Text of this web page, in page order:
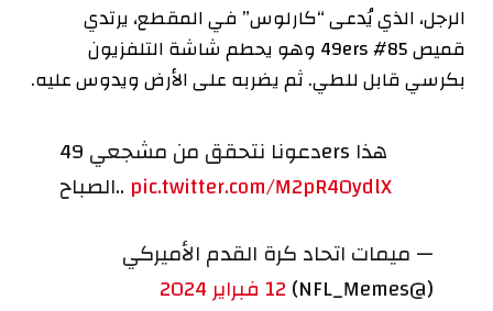
الرجل، الذي يُدعى “كارلوس” في المقطع، يرتدي
قميص 49ers #85 وهو يحطم شاشة التلفزيون
بكرسي قابل للطي. ثم يضربه على الأرض ويدوس عليه.
دعونا نتحقق من مشجعي 49ers هذا
الصباح.. pic.twitter.com/M2pR40ydlX
— ميمات اتحاد كرة القدم الأميركي
(@NFL_Memes)
12 فبراير 2024